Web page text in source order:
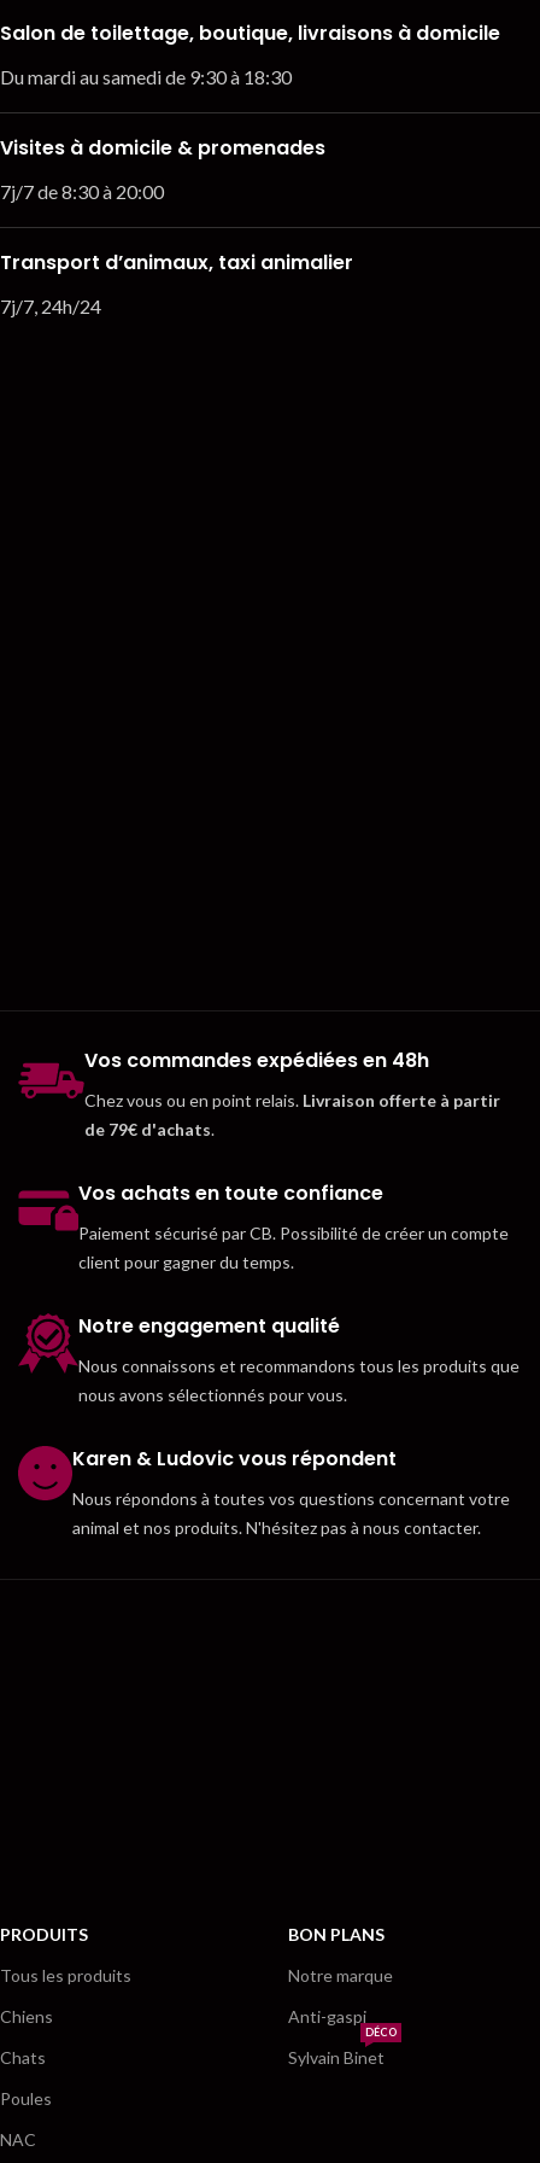
Salon de toilettage, boutique, livraisons à domicile
Du mardi au samedi de 9:30 à 18:30
Visites à domicile & promenades
7j/7 de 8:30 à 20:00
Transport d’animaux, taxi animalier
7j/7, 24h/24
Vos commandes expédiées en 48h
Chez vous ou en point relais. Livraison offerte à partir
de 79€ d'achats.
Vos achats en toute confiance
Paiement sécurisé par CB. Possibilité de créer un compte
client pour gagner du temps.
Notre engagement qualité
Nous connaissons et recommandons tous les produits que
nous avons sélectionnés pour vous.
Karen & Ludovic vous répondent
Nous répondons à toutes vos questions concernant votre
animal et nos produits. N'hésitez pas à nous contacter.
PRODUITS
Tous les produits
Chiens
Chats
Poules
NAC
BON PLANS
Notre marque
Anti-gaspi
Sylvain Binet
DÉCO